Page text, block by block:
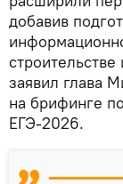
добавив
заявил глава
на брифинге
ЕГЭ-2026.